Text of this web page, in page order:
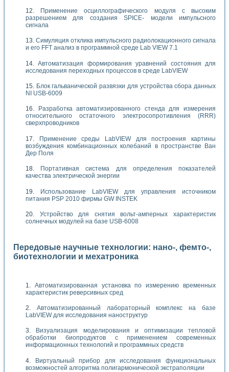
Применение осциллографического модуля с высоким
разрешением для создания SPICE- модели импульсного
сигнала
Симуляция отклика импульсного радиолокационного сигнала
и его FFT анализ в программной среде Lab VIEW 7.1
Автоматизация формирования уравнений состояния для
исследования переходных процессов в среде LabVIEW
Блок гальванической развязки для устройства сбора данных
NI USB-6009
Разработка автоматизированного стенда для измерения
относительного остаточного электросопротивления (RRR)
сверхпроводников
Применение среды LabVIEW для построения картины
возбуждения комбинационных колебаний в пространстве Ван
Дер Поля
Портативная система для определения показателей
качества электрической энергии
Использование LabVIEW для управления источником
питания PSP 2010 фирмы GW INSTEK
Устройство для снятия вольт-амперных характеристик
солнечных модулей на базе USB-6008
Передовые научные технологии: нано-, фемто-,
биотехнологии и мехатроника
Автоматизированная установка по измерению временных
характеристик реверсивных сред
Автоматизированный лабораторный комплекс на базе
LabVIEW для исследования наноструктур
Визуализация моделирования и оптимизации тепловой
обработки биопродуктов с применением современных
информационных технологий и программных средств
Виртуальный прибор для исследования функциональных
возможностей алгоритма полигармонической экстраполяции